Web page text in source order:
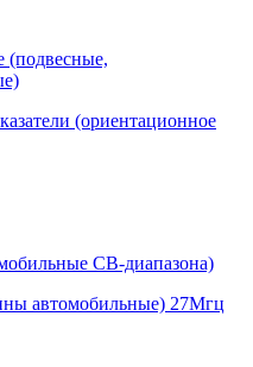
(подвесные,
(ориентационное
СВ-диапазона)
автомобильные) 27Мгц